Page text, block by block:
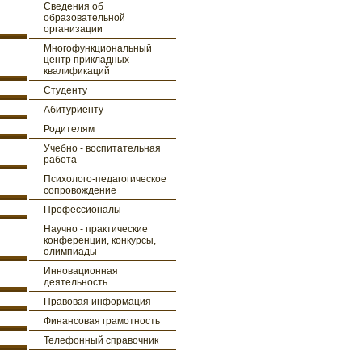
Сведения об
образовательной
организации
Многофункциональный
центр прикладных
квалификаций
Студенту
Абитуриенту
Родителям
Учебно - воспитательная
работа
Психолого-педагогическое
сопровождение
Профессионалы
Научно - практические
конференции, конкурсы,
олимпиады
Инновационная
деятельность
Правовая информация
Финансовая грамотность
Телефонный справочник